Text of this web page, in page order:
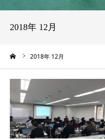
2018年 12月
2018年 12月
NEWS
BLOG
CONTACT